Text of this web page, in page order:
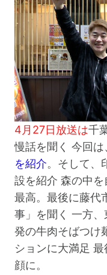
4月27日放送は千
慢話を聞く 今回は
を紹介。そして、
設を紹介 森の中
最高。最後に藤代
事」を聞く 一方
発の牛肉そばつけ
ションに大満足
顔に。